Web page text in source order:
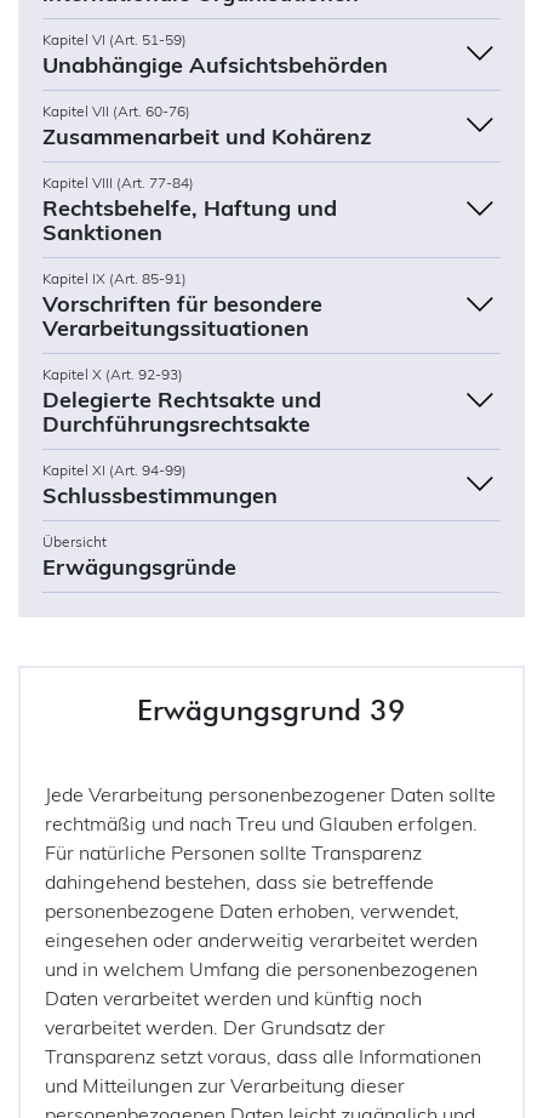
Kapitel VI (Art. 51-59)
Unabhängige Aufsichtsbehörden
Kapitel VII (Art. 60-76)
Zusammenarbeit und Kohärenz
Kapitel VIII (Art. 77-84)
Rechtsbehelfe, Haftung und
Sanktionen
Kapitel IX (Art. 85-91)
Vorschriften für besondere
Verarbeitungssituationen
Kapitel X (Art. 92-93)
Delegierte Rechtsakte und
Durchführungsrechtsakte
Kapitel XI (Art. 94-99)
Schlussbestimmungen
Übersicht
Erwägungsgründe
Erwägungsgrund 39
Jede Verarbeitung personenbezogener Daten sollte
rechtmäßig und nach Treu und Glauben erfolgen.
Für natürliche Personen sollte Transparenz
dahingehend bestehen, dass sie betreffende
personenbezogene Daten erhoben, verwendet,
eingesehen oder anderweitig verarbeitet werden
und in welchem Umfang die personenbezogenen
Daten verarbeitet werden und künftig noch
verarbeitet werden. Der Grundsatz der
Transparenz setzt voraus, dass alle Informationen
und Mitteilungen zur Verarbeitung dieser